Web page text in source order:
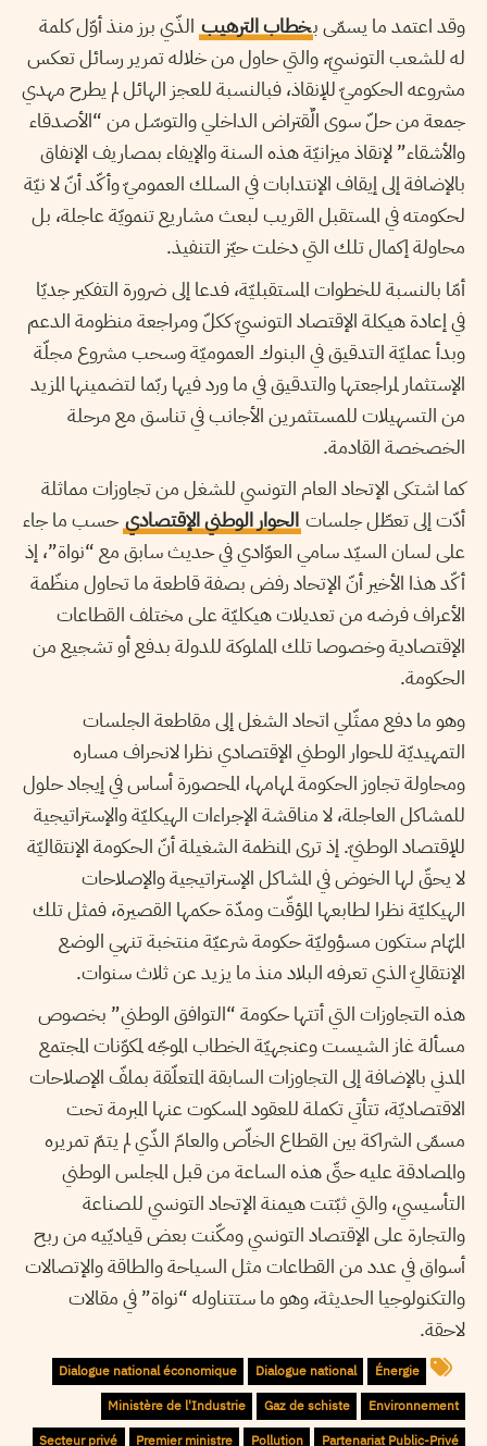
وقد اعتمد ما يسمّى بخطاب الترهيب الذّي برز منذ أوّل كلمة
له للشعب التونسيّ، والتي حاول من خلاله تمرير رسائل تعكس
مشروعه الحكوميّ للإنقاذ، فبالنسبة للعجز الهائل لم يطرح مهدي
جمعة من حلّ سوى الٌقتراض الداخلي والتوسّل من “الأصدقاء
والأشقاء” لإنقاذ ميزانيّة هذه السنة والإيفاء بمصاريف الإنفاق
بالإضافة إلى إيقاف الإنتدابات في السلك العموميّ وأكّد أنّ لا نيّة
لحكومته في المستقبل القريب لبعث مشاريع تنمويّة عاجلة، بل
محاولة إكمال تلك التي دخلت حيّز التنفيذ.
أمّا بالنسبة للخطوات المستقبليّة، فدعا إلى ضرورة التفكير جديّا
في إعادة هيكلة الإقتصاد التونسيّ ككلّ ومراجعة منظومة الدعم
وبدأ عمليّة التدقيق في البنوك العموميّة وسحب مشروع مجلّة
الإستثمار لمراجعتها والتدقيق في ما ورد فيها ربّما لتضمينها المزيد
من التسهيلات للمستثمرين الأجانب في تناسق مع مرحلة
الخصخصة القادمة.
كما اشتكى الإتحاد العام التونسي للشغل من تجاوزات مماثلة
أدّت إلى تعطّل جلسات الحوار الوطني الإقتصادي حسب ما جاء
على لسان السيّد سامي العوّادي في حديث سابق مع “نواة”، إذ
أكّد هذا الأخير أنّ الإتحاد رفض بصفة قاطعة ما تحاول منظّمة
الأعراف فرضه من تعديلات هيكليّة على مختلف القطاعات
الإقتصادية وخصوصا تلك المملوكة للدولة بدفع أو تشجيع من
الحكومة.
وهو ما دفع ممثّلي اتحاد الشغل إلى مقاطعة الجلسات
التمهيديّة للحوار الوطني الإقتصادي نظرا لانحراف مساره
ومحاولة تجاوز الحكومة لمهامها، المحصورة أساس في إيجاد حلول
للمشاكل العاجلة، لا مناقشة الإجراءات الهيكليّة والإستراتيجية
للإقتصاد الوطنيّ. إذ ترى المنظمة الشغيلة أنّ الحكومة الإنتقاليّة
لا يحقّ لها الخوض في المشاكل الإستراتيجية والإصلاحات
الهيكليّة نظرا لطابعها المؤقّت ومدّة حكمها القصيرة، فمثل تلك
المهّام ستكون مسؤوليّة حكومة شرعيّة منتخبة تنهي الوضع
الإنتقاليّ الذي تعرفه البلاد منذ ما يزيد عن ثلاث سنوات.
هذه التجاوزات التي أتتها حكومة “التوافق الوطني” بخصوص
مسألة غاز الشيست وعنجهيّة الخطاب الموجّه لمكوّنات المجتمع
المدني بالإضافة إلى التجاوزات السابقة المتعلّقة بملفّ الإصلاحات
الاقتصاديّة، تتأتي تكملة للعقود المسكوت عنها المبرمة تحت
مسمّى الشراكة بين القطاع الخاّص والعامّ الذّي لم يتمّ تمريره
والمصادقة عليه حتّى هذه الساعة من قبل المجلس الوطني
التأسيسي، والتي ثبّتت هيمنة الإتحاد التونسي للصناعة
والتجارة على الإقتصاد التونسي ومكّنت بعض قياديّيه من ربح
أسواق في عدد من القطاعات مثل السياحة والطاقة والإتصالات
والتكنولوجيا الحديثة، وهو ما ستتناوله “نواة” في مقالات
لاحقة.
Énergie
Dialogue national
Dialogue national économique
Environnement
Gaz de schiste
Ministère de l'Industrie
Partenariat Public-Privé
Pollution
Premier ministre
Secteur privé